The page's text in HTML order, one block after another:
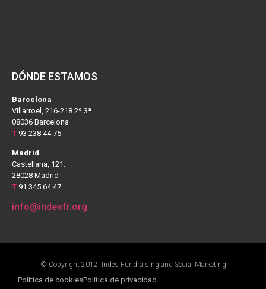
DÓNDE ESTAMOS
Barcelona
Villarroel, 216-218 2º 3ª
08036 Barcelona
T 93 238 44 75
Madrid
Castellana, 121.
28028 Madrid
T 91 345 64 47
info@indesfr.org
© Copyright 2012. Indes Fundraising and Social Marketing
Política de cookiesPolítica de privacidad